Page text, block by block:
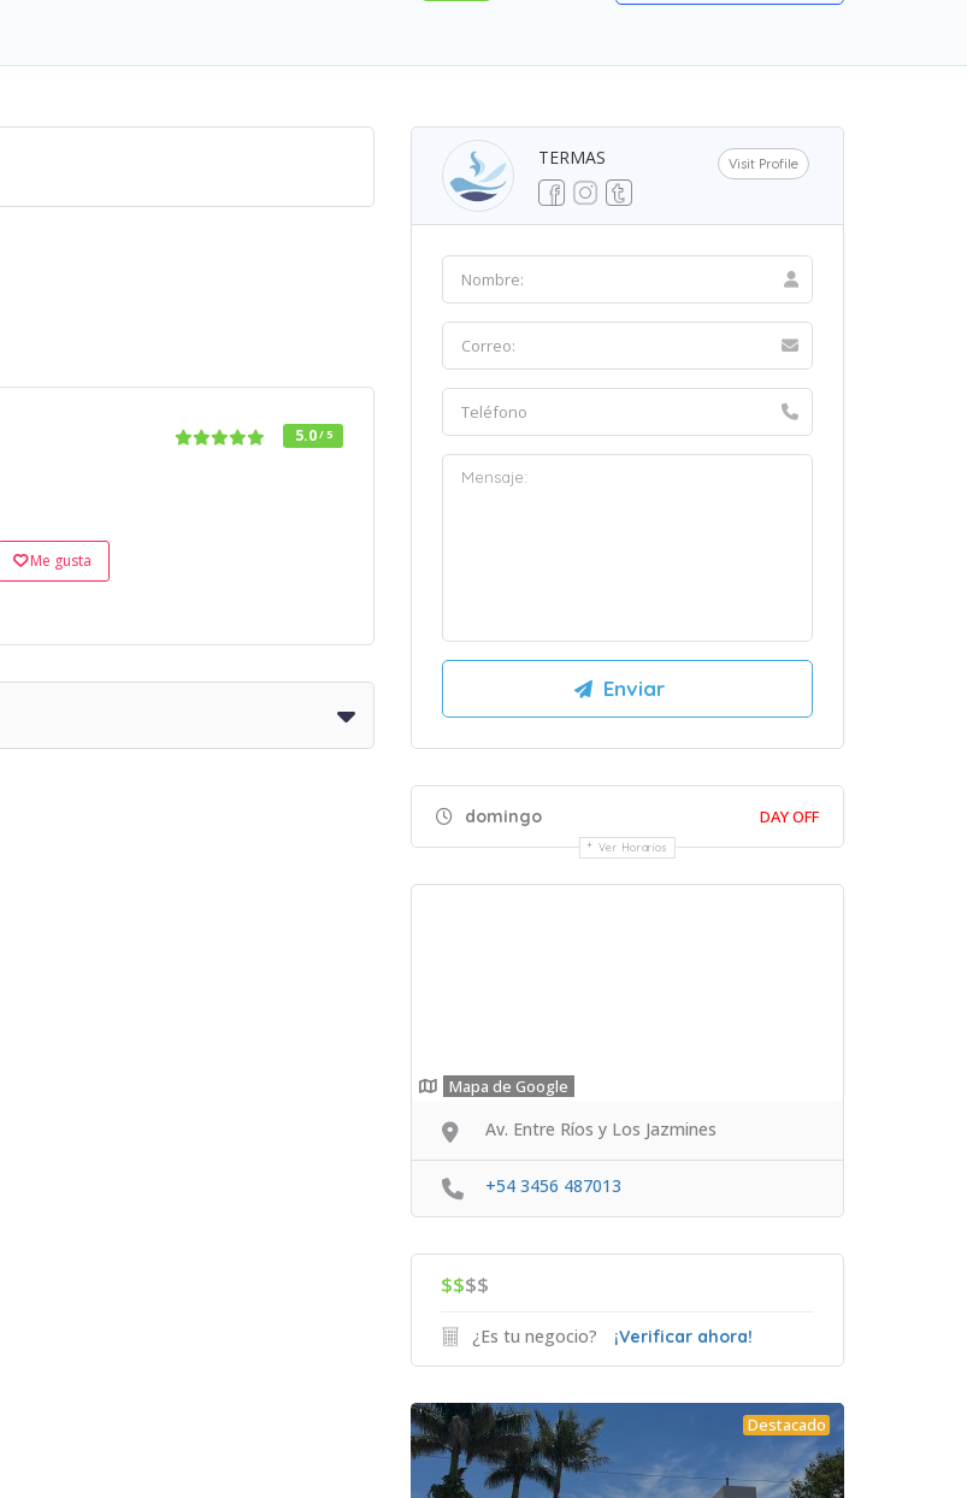
5.0/ 5
Me gusta
TERMAS Visit Profile
domingo DAY OFF
Ver Horarios
Mapa de Google
Av. Entre Ríos y Los Jazmines
+54 3456 487013
$$$$
¿Es tu negocio? ¡Verificar ahora!
Destacado